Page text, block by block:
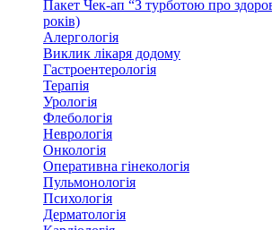
Пакет Чек-ап “З турботою про
років)
Алергологія
Виклик лікаря додому
Гастроентерологія
Терапія
Урологія
Флебологія
Неврологія
Онкологія
Оперативна гінекологія
Пульмонологія
Психологія
Дерматологія